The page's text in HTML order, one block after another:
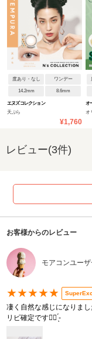
度あり・なし ワンデー
14.2mm 8.6mm
エヌズコレクション
天ぷら
¥1,760
オ
オ
レビュー(3件)
お客様からのレビュー
モアコンユー
★★★★★
凄く自然な感じになりまし
リピ確定です︎👍🏻 ̖́-